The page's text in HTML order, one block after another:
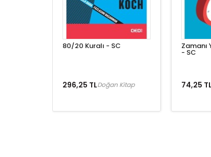
80/20 Kuralı - SC
296,25 TLDoğan Kitap
- SC
74,25 TL